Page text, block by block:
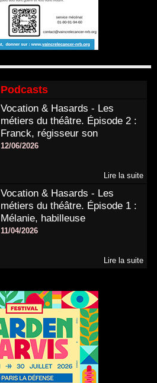
Podcasts
Vocation & Hasards - Les
métiers du théâtre. Épisode 2 :
Franck, régisseur son
12/06/2026
Lire la suite
Vocation & Hasards - Les
métiers du théâtre. Épisode 1 :
Mélanie, habilleuse
11/04/2026
Lire la suite